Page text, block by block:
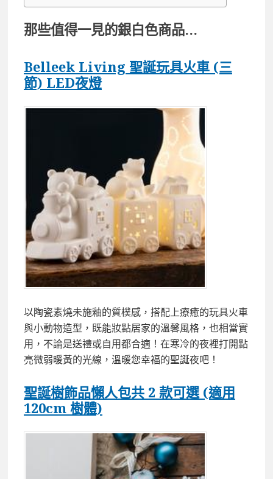
那些值得一見的銀白色商品…
Belleek Living 聖誕玩具火車 (三
節) LED夜燈
以陶瓷素燒未施釉的質樸感，搭配上療癒的玩具火車
與小動物造型，既能妝點居家的溫馨風格，也相當實
用，不論是送禮或自用都合適！在寒冷的夜裡打開點
亮微弱暖黃的光線，溫暖您幸福的聖誕夜吧！
聖誕樹飾品懶人包共 2 款可選 (適用
120cm 樹體)